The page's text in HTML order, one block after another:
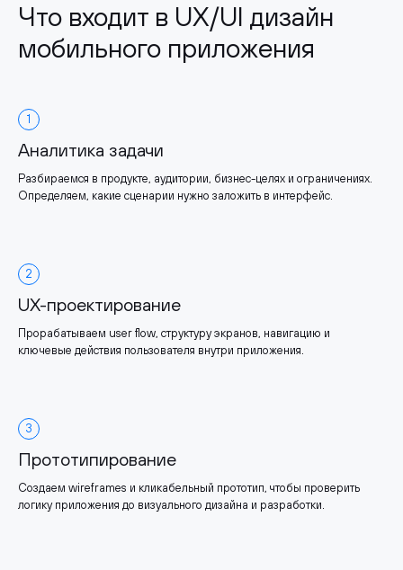
Что входит в UX/UI дизайн
мобильного приложения
1
Аналитика задачи
Разбираемся в продукте, аудитории, бизнес-целях и ограничениях.
Определяем, какие сценарии нужно заложить в интерфейс.
2
UX-проектирование
Прорабатываем user flow, структуру экранов, навигацию и
ключевые действия пользователя внутри приложения.
3
Прототипирование
Создаем wireframes и кликабельный прототип, чтобы проверить
логику приложения до визуального дизайна и разработки.